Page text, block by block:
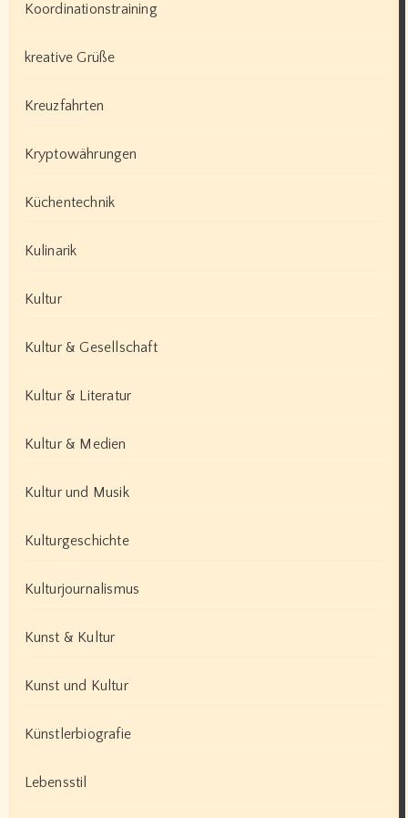
Koordinationstraining
kreative Grüße
Kreuzfahrten
Kryptowährungen
Küchentechnik
Kulinarik
Kultur
Kultur & Gesellschaft
Kultur & Literatur
Kultur & Medien
Kultur und Musik
Kulturgeschichte
Kulturjournalismus
Kunst & Kultur
Kunst und Kultur
Künstlerbiografie
Lebensstil